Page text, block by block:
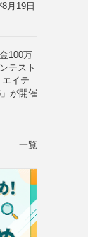
月19日
100万
テスト
エイテ
が開催
一覧